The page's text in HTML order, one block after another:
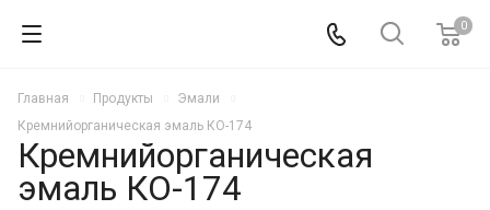
0
Главная Продукты
Эмали
Кремнийорганическая эмаль КО-174
Кремнийорганическая
эмаль КО-174